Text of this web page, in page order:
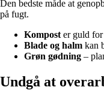
Den bedste måde at
på fugt.
Komposter guld for
Blade og halm kan
Grøn gødning –
Undgå at